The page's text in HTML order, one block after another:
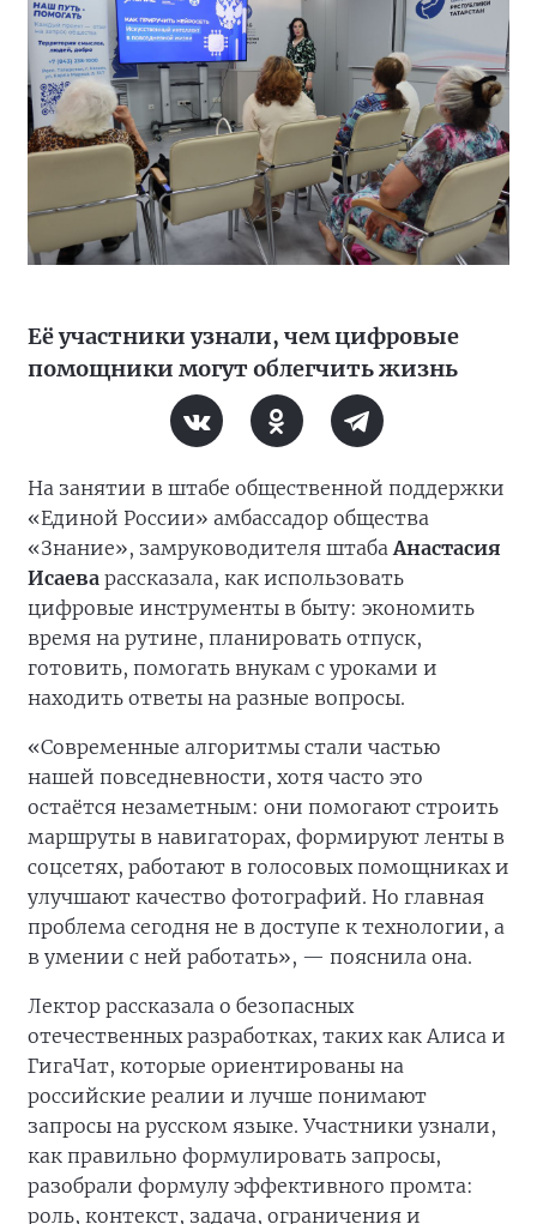
Её участники узнали, чем цифровые
помощники могут облегчить жизнь
На занятии в штабе общественной поддержки
«Единой России» амбассадор общества
«Знание», замруководителя штабаАнастасия
Исаева рассказала, как использовать
цифровые инструменты в быту: экономить
время на рутине, планировать отпуск,
готовить, помогать внукам с уроками и
находить ответы на разные вопросы.
«Современные алгоритмы стали частью
нашей повседневности, хотя часто это
остаётся незаметным: они помогают строить
маршруты в навигаторах, формируют ленты в
соцсетях, работают в голосовых помощниках и
улучшают качество фотографий. Но главная
проблема сегодня не в доступе к технологии, а
в умении с ней работать», — пояснила она.
Лектор рассказала о безопасных
отечественных разработках, таких как Алиса и
ГигаЧат, которые ориентированы на
российские реалии и лучше понимают
запросы на русском языке. Участники узнали,
как правильно формулировать запросы,
разобрали формулу эффективного промта:
роль, контекст, задача, ограничения и